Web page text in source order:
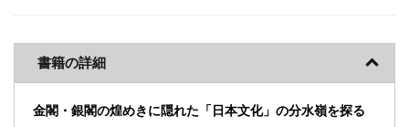
書籍の詳細
金閣・銀閣の煌めきに隠れた「日本文化」の分水嶺を探る